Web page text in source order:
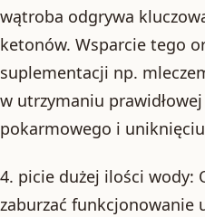
wątroba odgrywa
ketonów. Wsparcie tego
suplementacji np.
w utrzymaniu prawidłowej
pokarmowego i
4. picie dużej ilości wody:
zaburzać funkcjonowanie